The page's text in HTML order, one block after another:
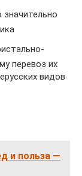
значительно
перевоз их
видов
и польза —